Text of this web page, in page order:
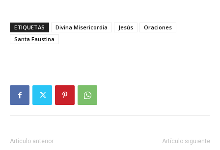
ETIQUETAS Divina Misericordia Jesús
Oraciones
Santa Faustina
Artículo anterior Artículo siguiente